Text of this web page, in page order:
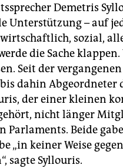
Demetris
Unterstützung – auf
sozial,
die Sache
Seit der
dahin Abgeordneter
der einer kleinen
nicht länger
Parlaments. Beide
„in keiner Weise
sagte Syllouris.